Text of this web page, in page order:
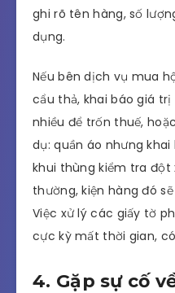
ghi rõ tên hàng, số
dụng.
Nếu bên dịch vụ mua
cẩu thả, khai báo giá
nhiều để trốn thuế,
dụ: quần áo nhưng khai
khui thùng kiểm tra
thường, kiện hàng đó
Việc xử lý các giấy tờ
cực kỳ mất thời gian,
4. Gặp sự cố